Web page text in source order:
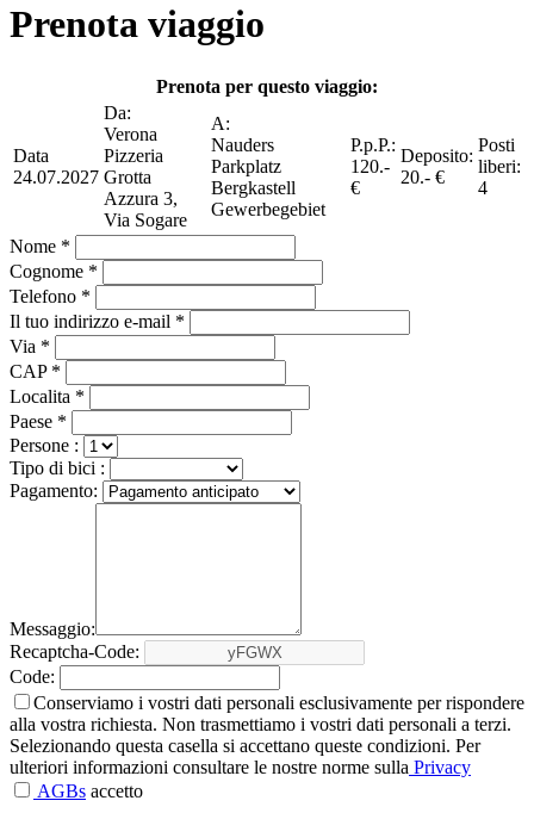
Prenota viaggio
Prenota per questo viaggio:
Data
24.07.2027
Da:
Verona
Pizzeria
Grotta
Azzura 3,
Via Sogare
A:
Nauders
Parkplatz
Bergkastell
Gewerbegebiet
P.p.P.:
120.-
€
Deposito:
20.- €
Posti
liberi:
4
Nome *
Cognome *
Telefono *
Il tuo indirizzo e-mail *
Via *
CAP *
Localita *
Paese *
Persone :
Tipo di bici :
Pagamento:
Messaggio:
Recaptcha-Code:
Code:
Conserviamo i vostri dati personali esclusivamente per rispondere
alla vostra richiesta. Non trasmettiamo i vostri dati personali a terzi.
Selezionando questa casella si accettano queste condizioni. Per
ulteriori informazioni consultare le nostre norme sulla Privacy
AGBs accetto